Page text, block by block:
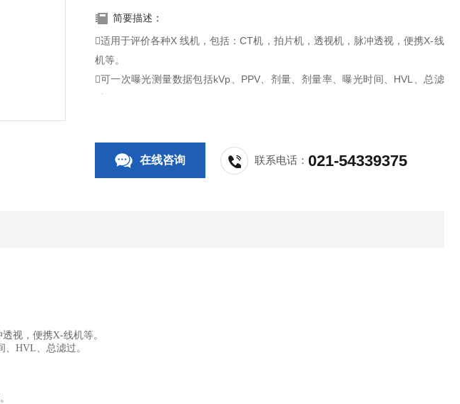
简要描述：
适用于评价各种X 线机，包括：CT机，拍片机，透视机，脉冲透视，便携X-线
机等。
可一次曝光测量数据包括kVp、PPV、剂量、剂量率、曝光时间、HVL、总滤
过。
在线咨询 联系电话：021-54339375
透视，便携X-线机等。
HVL、总滤过。